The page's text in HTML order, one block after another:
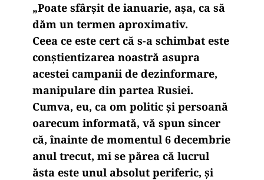
„Poate sfârşit de ianuarie, aşa, ca să
dăm un termen aproximativ.
Ceea ce este cert că s-a schimbat este
conştientizarea noastră asupra
acestei campanii de dezinformare,
manipulare din partea Rusiei.
Cumva, eu, ca om politic şi persoană
oarecum informată, vă spun sincer
că, înainte de momentul 6 decembrie
anul trecut, mi se părea că lucrul
ăsta este unul absolut periferic, şi